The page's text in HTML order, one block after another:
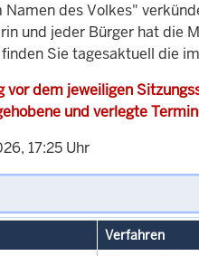
des Volkes"
und jeder Bürger hat die
Sie tagesaktuell die
vor dem jeweiligen
und verlegte
17:25 Uhr
Verfahren